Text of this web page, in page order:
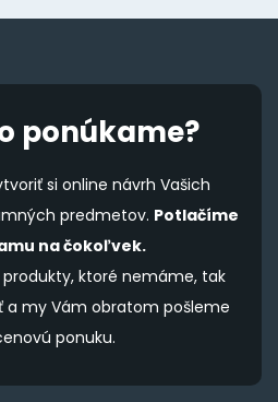
ponúkame?
si online návrh Vašich
predmetov. Potlačíme
na čokoľvek.
ktoré nemáme, tak
a my Vám obratom pošleme
ponuku.